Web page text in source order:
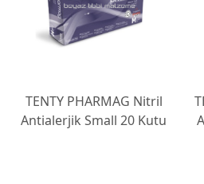
TENTY PHARMAG Nitril
Antialerjik Small 20 Kutu